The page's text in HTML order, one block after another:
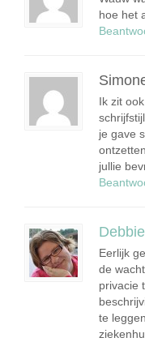
hoe het
Ik zit
je gave
jullie
Debbie
Eerlijk
de
privacie
te